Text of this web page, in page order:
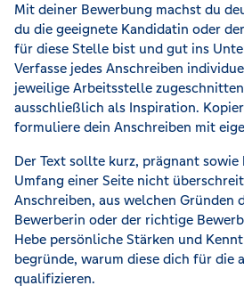
Mit deiner Bewerbung machst du
du die geeignete Kandidatin oder
für diese Stelle bist und gut ins
Verfasse jedes Anschreiben
jeweilige Arbeitsstelle
ausschließlich als Inspiration.
formuliere dein Anschreiben mit
Der Text sollte kurz, prägnant
Umfang einer Seite nicht
Anschreiben, aus welchen Gründen
Bewerberin oder der richtige
Hebe persönliche Stärken und
begründe, warum diese dich für die
qualifizieren.